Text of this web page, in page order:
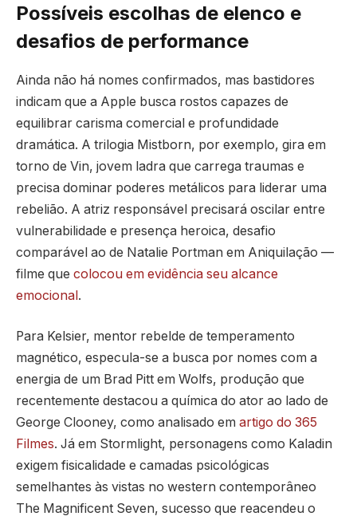
Possíveis escolhas de elenco e
desafios de performance
Ainda não há nomes confirmados, mas bastidores
indicam que a Apple busca rostos capazes de
equilibrar carisma comercial e profundidade
dramática. A trilogia Mistborn, por exemplo, gira em
torno de Vin, jovem ladra que carrega traumas e
precisa dominar poderes metálicos para liderar uma
rebelião. A atriz responsável precisará oscilar entre
vulnerabilidade e presença heroica, desafio
comparável ao de Natalie Portman em Aniquilação —
filme que colocou em evidência seu alcance
emocional.
Para Kelsier, mentor rebelde de temperamento
magnético, especula-se a busca por nomes com a
energia de um Brad Pitt em Wolfs, produção que
recentemente destacou a química do ator ao lado de
George Clooney, como analisado em artigo do 365
Filmes. Já em Stormlight, personagens como Kaladin
exigem fisicalidade e camadas psicológicas
semelhantes às vistas no western contemporâneo
The Magnificent Seven, sucesso que reacendeu o